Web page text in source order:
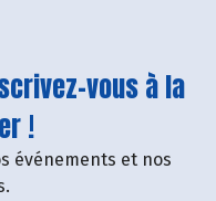
vous à la
!
événements et nos